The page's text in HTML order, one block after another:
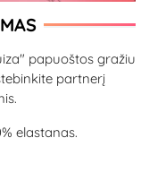
papuoštos gražiu
partnerį
elastanas.